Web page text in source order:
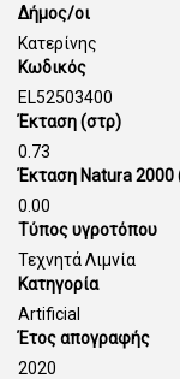
Δήμος/οι
Κατερίνης
Κωδικός
EL52503400
Έκταση (στρ)
0.73
Έκταση Natura 2000
0.00
Τύπος υγροτόπου
Τεχνητά Λιμνία
Κατηγορία
Artificial
Έτος απογραφής
2020